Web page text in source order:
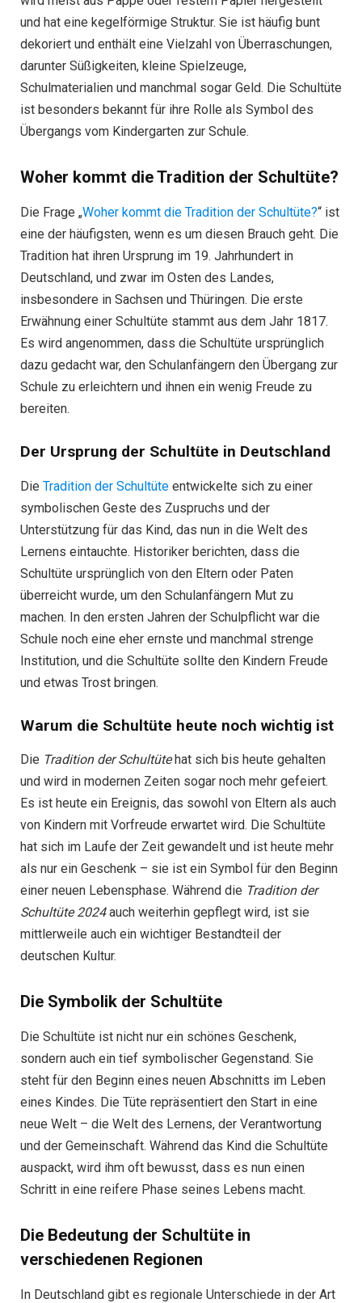
und hat eine kegelförmige Struktur. Sie ist häufig bunt
dekoriert und enthält eine Vielzahl von Überraschungen,
darunter Süßigkeiten, kleine Spielzeuge,
Schulmaterialien und manchmal sogar Geld. Die Schultüte
ist besonders bekannt für ihre Rolle als Symbol des
Übergangs vom Kindergarten zur Schule.
Woher kommt die Tradition der Schultüte?
Die Frage „Woher kommt die Tradition der Schultüte?“ ist
eine der häufigsten, wenn es um diesen Brauch geht. Die
Tradition hat ihren Ursprung im 19. Jahrhundert in
Deutschland, und zwar im Osten des Landes,
insbesondere in Sachsen und Thüringen. Die erste
Erwähnung einer Schultüte stammt aus dem Jahr 1817.
Es wird angenommen, dass die Schultüte ursprünglich
dazu gedacht war, den Schulanfängern den Übergang zur
Schule zu erleichtern und ihnen ein wenig Freude zu
bereiten.
Der Ursprung der Schultüte in Deutschland
Die Tradition der Schultüte entwickelte sich zu einer
symbolischen Geste des Zuspruchs und der
Unterstützung für das Kind, das nun in die Welt des
Lernens eintauchte. Historiker berichten, dass die
Schultüte ursprünglich von den Eltern oder Paten
überreicht wurde, um den Schulanfängern Mut zu
machen. In den ersten Jahren der Schulpflicht war die
Schule noch eine eher ernste und manchmal strenge
Institution, und die Schultüte sollte den Kindern Freude
und etwas Trost bringen.
Warum die Schultüte heute noch wichtig ist
Die Tradition der Schultütehat sich bis heute gehalten
und wird in modernen Zeiten sogar noch mehr gefeiert.
Es ist heute ein Ereignis, das sowohl von Eltern als auch
von Kindern mit Vorfreude erwartet wird. Die Schultüte
hat sich im Laufe der Zeit gewandelt und ist heute mehr
als nur ein Geschenk – sie ist ein Symbol für den Beginn
einer neuen Lebensphase. Während die Tradition der
Schultüte 2024auch weiterhin gepflegt wird, ist sie
mittlerweile auch ein wichtiger Bestandteil der
deutschen Kultur.
Die Symbolik der Schultüte
Die Schultüte ist nicht nur ein schönes Geschenk,
sondern auch ein tief symbolischer Gegenstand. Sie
steht für den Beginn eines neuen Abschnitts im Leben
eines Kindes. Die Tüte repräsentiert den Start in eine
neue Welt – die Welt des Lernens, der Verantwortung
und der Gemeinschaft. Während das Kind die Schultüte
auspackt, wird ihm oft bewusst, dass es nun einen
Schritt in eine reifere Phase seines Lebens macht.
Die Bedeutung der Schultüte in
verschiedenen Regionen
In Deutschland gibt es regionale Unterschiede in der Art